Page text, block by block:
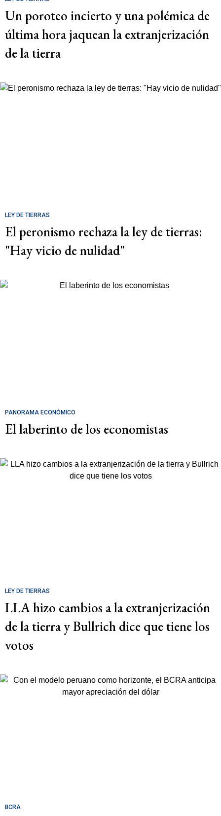
Un poroteo incierto y una polémica de
última hora jaquean la extranjerización
de la tierra
LEY DE TIERRAS
El peronismo rechaza la ley de tierras:
"Hay vicio de nulidad"
PANORAMA ECONÓMICO
El laberinto de los economistas
LEY DE TIERRAS
LLA hizo cambios a la extranjerización
de la tierra y Bullrich dice que tiene los
votos
BCRA